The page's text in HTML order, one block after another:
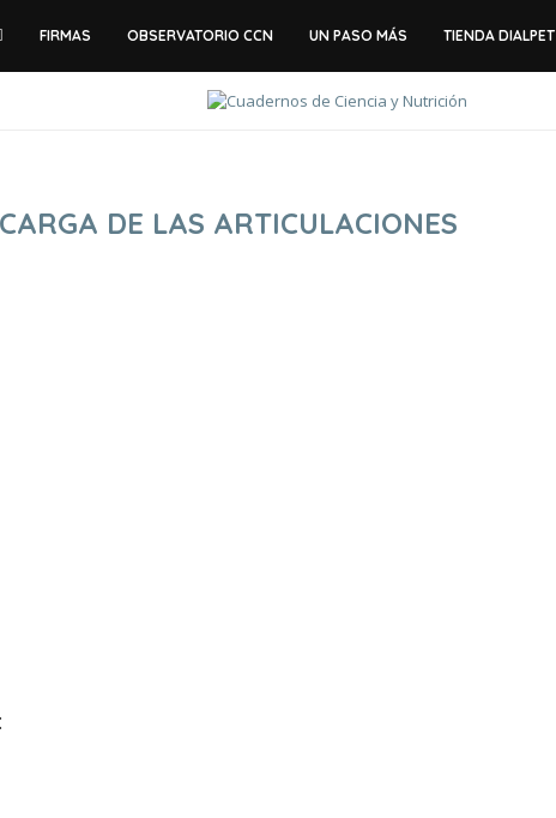
FIRMAS OBSERVATORIO CCN UN PASO MÁS TIENDA DIALPET
DE LAS ARTICULACIONES